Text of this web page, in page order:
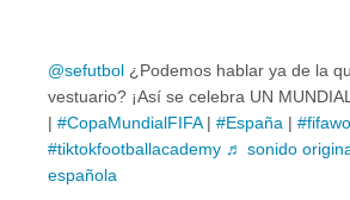
@sefutbol ¿Podemos hablar ya de la
vestuario? ¡Así se celebra UN
| #CopaMundialFIFA| #España |
#tiktokfootballacademy ♬ sonido
española